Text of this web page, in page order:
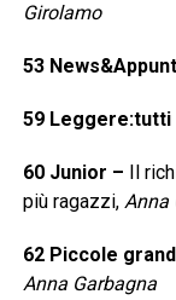
Girolamo
53
59 Leggere:tutti
60 Junior –
Il
più ragazzi, Anna
62 Piccole
Anna Garbagna